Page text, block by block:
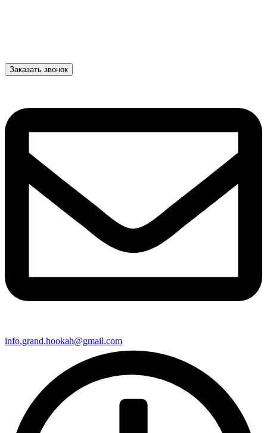
Заказать звонок
info.grand.hookah@gmail.com